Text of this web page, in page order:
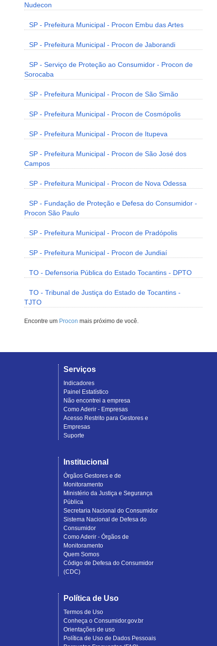
Nudecon
SP - Prefeitura Municipal - Procon Embu das Artes
SP - Prefeitura Municipal - Procon de Jaborandi
SP - Serviço de Proteção ao Consumidor - Procon de
Sorocaba
SP - Prefeitura Municipal - Procon de São Simão
SP - Prefeitura Municipal - Procon de Cosmópolis
SP - Prefeitura Municipal - Procon de Itupeva
SP - Prefeitura Municipal - Procon de São José dos
Campos
SP - Prefeitura Municipal - Procon de Nova Odessa
SP - Fundação de Proteção e Defesa do Consumidor -
Procon São Paulo
SP - Prefeitura Municipal - Procon de Pradópolis
SP - Prefeitura Municipal - Procon de Jundiaí
TO - Defensoria Pública do Estado Tocantins - DPTO
TO - Tribunal de Justiça do Estado de Tocantins -
TJTO
Encontre um Procon mais próximo de você.
Serviços
Indicadores
Painel Estatístico
Não encontrei a empresa
Como Aderir - Empresas
Acesso Restrito para Gestores e
Empresas
Suporte
Institucional
Órgãos Gestores e de
Monitoramento
Ministério da Justiça e Segurança
Pública
Secretaria Nacional do Consumidor
Sistema Nacional de Defesa do
Consumidor
Como Aderir - Órgãos de
Monitoramento
Quem Somos
Código de Defesa do Consumidor
(CDC)
Política de Uso
Termos de Uso
Conheça o Consumidor.gov.br
Orientações de uso
Política de Uso de Dados Pessoais